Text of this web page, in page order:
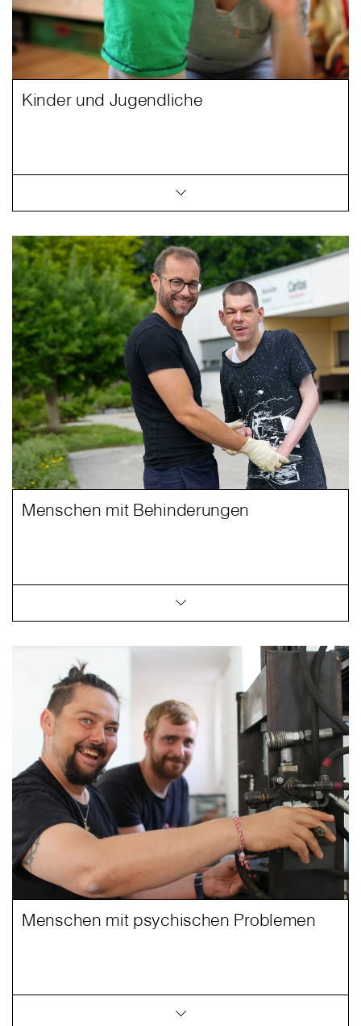
Kinder und Jugendliche
Menschen mit Behinderungen
Menschen mit psychischen Problemen